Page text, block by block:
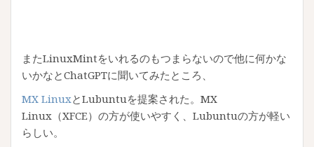
またLinuxMintをいれるのもつまらないので他に何かな
いかなとChatGPTに聞いてみたところ、
MX LinuxとLubuntuを提案された。MX
Linux（XFCE）の方が使いやすく、Lubuntuの方が軽い
らしい。